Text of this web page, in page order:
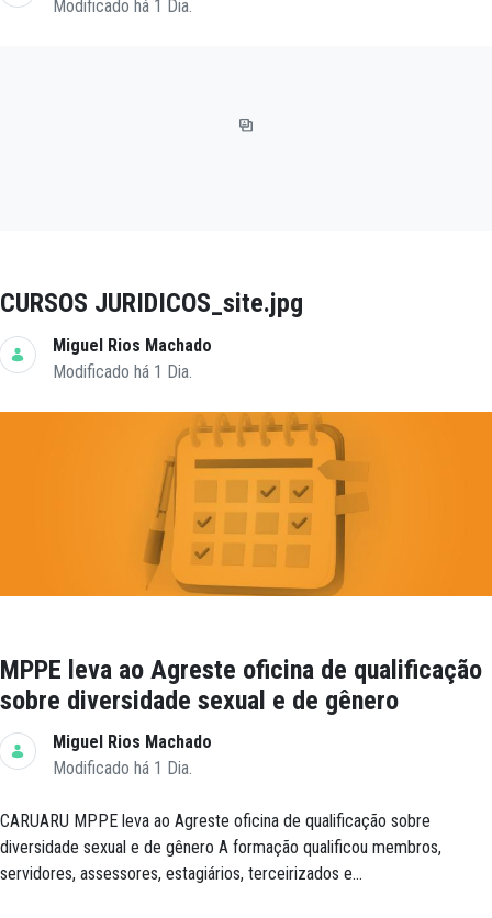
Modificado há 1 Dia.
CURSOS JURIDICOS_site.jpg
Miguel Rios Machado
Modificado há 1 Dia.
MPPE leva ao Agreste oficina de qualificação
sobre diversidade sexual e de gênero
Miguel Rios Machado
Modificado há 1 Dia.
CARUARU MPPE leva ao Agreste oficina de qualificação sobre
diversidade sexual e de gênero A formação qualificou membros,
servidores, assessores, estagiários, terceirizados e...